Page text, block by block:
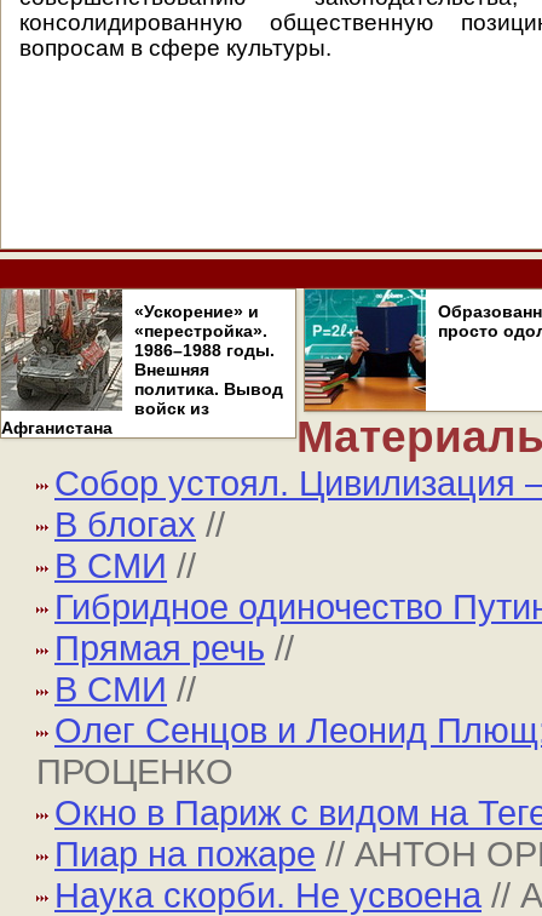
консолидированную общественную
вопросам в сфере культуры.
«Ускорение» и
«перестройка».
1986–1988 годы.
Внешняя
политика. Вывод
войск из
Афганистана
просто
Собор устоял. Цивилизация
В блогах //
В СМИ //
Гибридное одиночество
Прямая речь //
В СМИ //
Олег Сенцов и Леонид
ПРОЦЕНКО
Окно в Париж с видом на
Пиар на пожаре // АНТОН
Наука скорби. Не усвоена //